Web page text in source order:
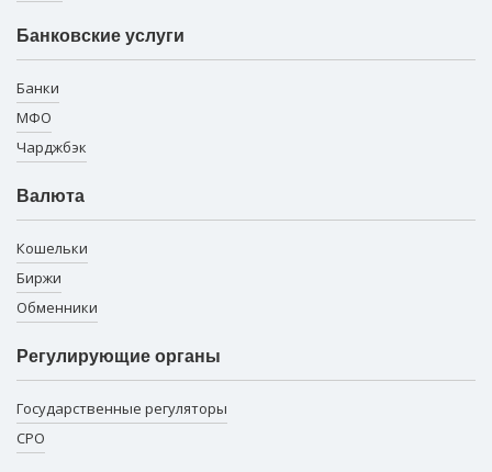
Банковские услуги
Банки
МФО
Чарджбэк
Валюта
Кошельки
Биржи
Обменники
Регулирующие органы
Государственные регуляторы
СРО